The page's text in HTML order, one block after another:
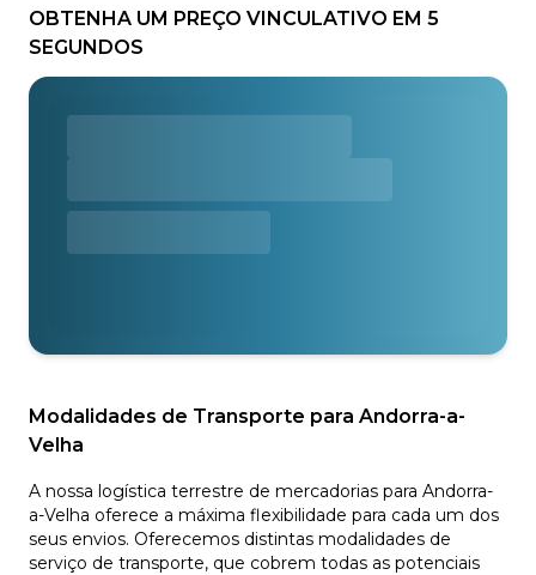
OBTENHA UM PREÇO VINCULATIVO EM 5
SEGUNDOS
Modalidades de Transporte para Andorra-a-
Velha
A nossa logística terrestre de mercadorias para Andorra-
a-Velha oferece a máxima flexibilidade para cada um dos
seus envios. Oferecemos distintas modalidades de
serviço de transporte, que cobrem todas as potenciais